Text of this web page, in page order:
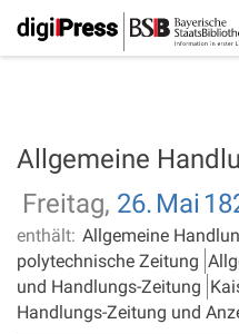
Allgemeine
Freitag, 26. Mai
enthält: Allgemeine
polytechnische Zeitung
und Handlungs-Zeitung
Handlungs-Zeitung und